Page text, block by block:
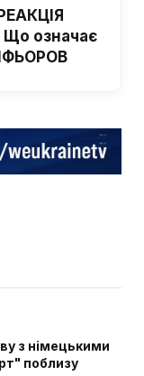
означає
з німецькими
поблизу